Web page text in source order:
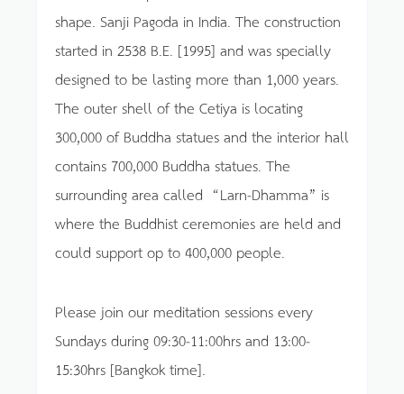
shape. Sanji Pagoda in India. The construction
started in 2538 B.E. [1995] and was specially
designed to be lasting more than 1,000 years.
The outer shell of the Cetiya is locating
300,000 of Buddha statues and the interior hall
contains 700,000 Buddha statues. The
surrounding area called “Larn-Dhamma” is
where the Buddhist ceremonies are held and
could support op to 400,000 people.
Please join our meditation sessions every
Sundays during 09:30-11:00hrs and 13:00-
15:30hrs [Bangkok time].